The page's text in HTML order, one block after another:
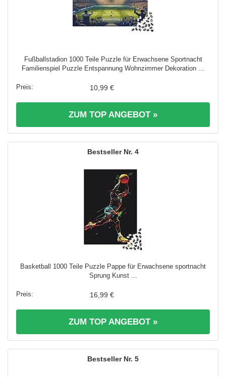
Fußballstadion 1000 Teile Puzzle für Erwachsene Sportnacht
Familienspiel Puzzle Entspannung Wohnzimmer Dekoration ...
10,99 €
ZUM TOP ANGEBOT »
4
Basketball 1000 Teile Puzzle Pappe für Erwachsene sportnacht
Sprung Kunst ...
16,99 €
ZUM TOP ANGEBOT »
5